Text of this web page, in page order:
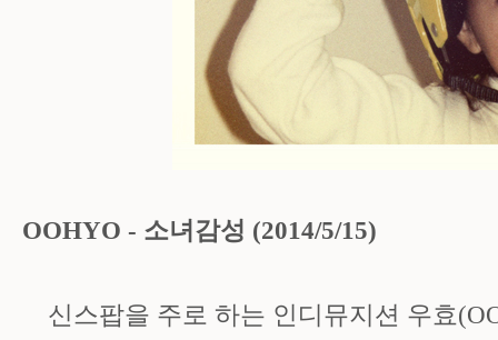
OOHYO - 소녀감성 (2014/5/15)
신스팝을 주로 하는 인디뮤지션 우효